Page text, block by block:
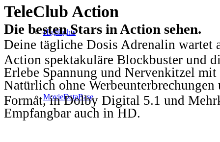
Highlights
MovieDataBase
TeleClub Action
Die besten Stars in Action sehen.
Deine tägliche Dosis Adrenalin wartet
Action spektakuläre Blockbuster und
Erlebe Spannung und Nervenkitzel
Natürlich ohne
Format, in Dolby Digital 5.1 und
Empfangbar auch in HD.